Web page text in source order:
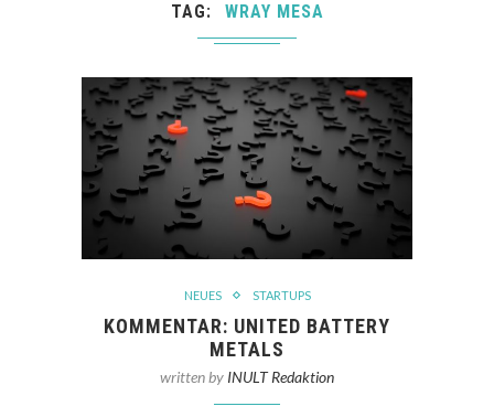
TAG WRAY MESA
NEUES STARTUPS
KOMMENTAR: UNITED BATTERY
METALS
written by INULT Redaktion